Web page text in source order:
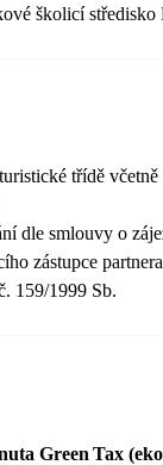
školicí středisko
třídě včetně
dle smlouvy o
zástupce
159/1999 Sb.
Green Tax